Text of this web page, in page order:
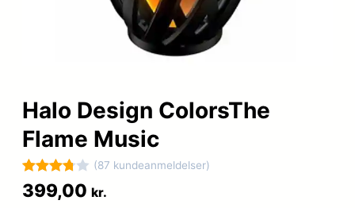
Halo Design ColorsThe
Flame Music
Bedømt
87
(87 kundeanmeldelser)
399,00 kr.